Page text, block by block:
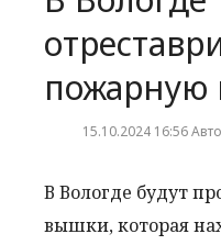
пожарную
15.10.2024 16:56
В Вологде будут
вышки, которая